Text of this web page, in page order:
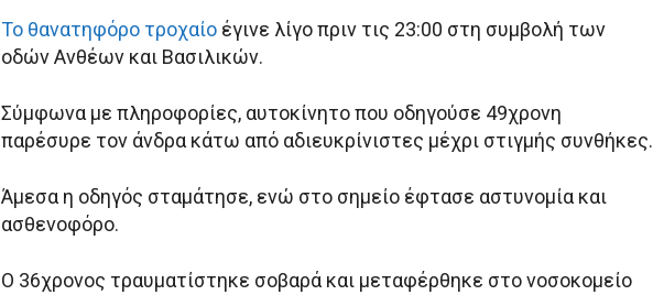
Το θανατηφόρο τροχαίο έγινε λίγο πριν τις 23:00 στη συμβολή των
οδών Ανθέων και Βασιλικών.
Σύμφωνα με πληροφορίες, αυτοκίνητο που οδηγούσε 49χρονη
παρέσυρε τον άνδρα κάτω από αδιευκρίνιστες μέχρι στιγμής συνθήκες.
Άμεσα η οδηγός σταμάτησε, ενώ στο σημείο έφτασε αστυνομία και
ασθενοφόρο.
Ο 36χρονος τραυματίστηκε σοβαρά και μεταφέρθηκε στο νοσοκομείο